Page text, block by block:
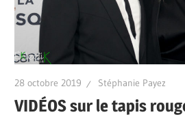
28 octobre 2019 Stéphanie Payez
VIDÉOS sur le tapis